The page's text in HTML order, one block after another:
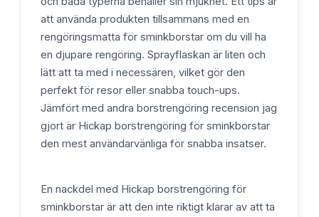
att använda produkten tillsammans med en
rengöringsmatta för sminkborstar om du vill ha
en djupare rengöring. Sprayflaskan är liten och
lätt att ta med i necessären, vilket gör den
perfekt för resor eller snabba touch-ups.
Jämfört med andra borstrengöring recension jag
gjort är Hickap borstrengöring för sminkborstar
den mest användarvänliga för snabba insatser.
En nackdel med Hickap borstrengöring för
sminkborstar är att den inte riktigt klarar av att ta